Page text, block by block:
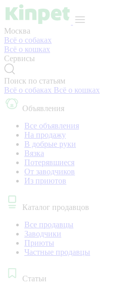
Москва
Всё о собаках
Всё о кошках
Сервисы
Поиск по статьям
Всё о собаках Всё о кошках
Объявления
Все объявления
На продажу
В добрые руки
Вязка
Потерявшиеся
От заводчиков
Из приютов
Каталог продавцов
Все продавцы
Заводчики
Приюты
Частные продавцы
Статьи